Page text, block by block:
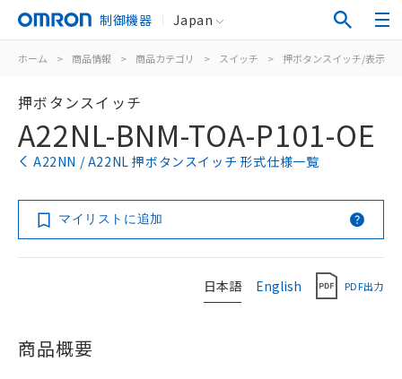
制御機器 Japan
ホーム > 商品情報 > 商品カテゴリ > スイッチ > 押ボタンスイッチ/表示灯
押ボタンスイッチ
A22NL-BNM-TOA-P101-OE
A22NN / A22NL 押ボタンスイッチ 形式仕様一覧
マイリストに追加
日本語 English PDF出力
商品概要